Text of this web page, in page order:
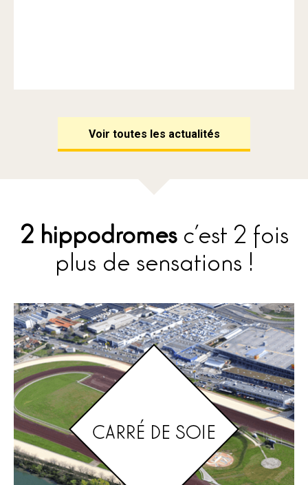
Voir toutes les actualités
2 hippodromesc’est 2 fois
plus de sensations !